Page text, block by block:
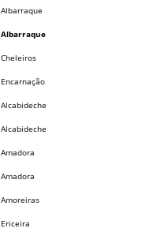
Albarraque
Albarraque
Cheleiros
Encarnação
Alcabideche
Alcabideche
Amadora
Amadora
Amoreiras
Ericeira